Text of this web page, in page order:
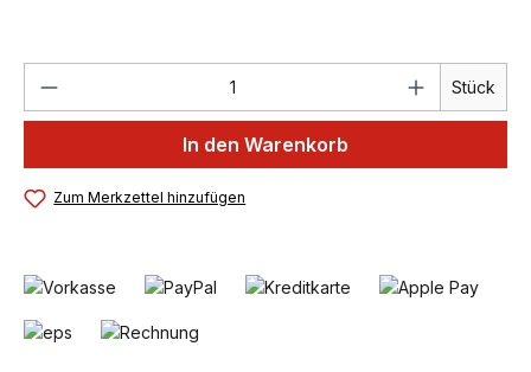
Produkt Anzahl: Gib den Stück
In den Warenkorb
Zum Merkzettel hinzufügen